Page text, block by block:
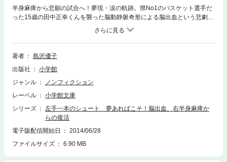
半身麻痺から悲願の試合へ！夢現・涙の軌跡。県No1のバスケット選手だ
った15歳の田中正幸くんを襲った脳動静脈奇形による脳出血という悲劇。
奇跡的に一命は取りとめた。しかし右半身は微動だにせず…。意識を取り
戻したその日から始まった苦闘の日々。「再び試合のコートに立ってみせ
る！」そんな強い強い夢が、驚愕の復活を生んだ。利き手ではない左手一
本だけのシュート…これはまた、チームの夢まで呼び込んだ！夢現…夢を
（パラリンピック）に向けての近況も収録した。話題の作品の文庫版を電
子化。
著者
島沢優子
出版社
小学館
ジャンル
ノンフィクション
レーベル
小学館文庫
シリーズ
左手一本のシュート 夢あればこそ！脳出血、右半身麻痺か
らの復活
電子版配信開始日
2014/06/28
ファイルサイズ
6.90 MB